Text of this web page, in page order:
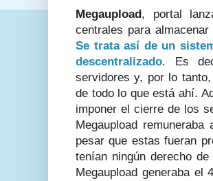
Megaupload, portal
centrales para
Se trata así de un
descentralizado. Es
servidores y, por lo
de todo lo que está ahí.
imponer el cierre de los
Megaupload
pesar que estas fueran
tenían ningún derecho
Megaupload generaba